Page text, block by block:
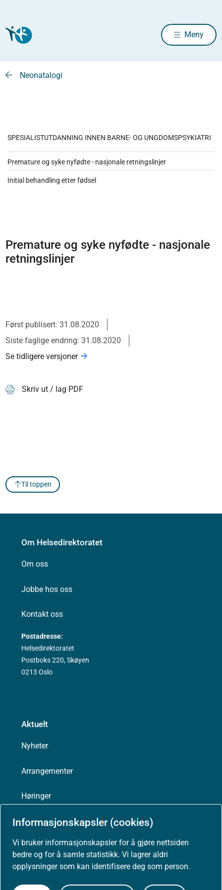
Informasjonskapsler (cookies)
Vi bruker informasjonskapsler for å gjøre nettsiden
bedre og for å samle statistikk. Vi lagrer aldri
opplysninger som kan identifisere deg som person.
Meny
Neonatalogi
SPESIALISTUTDANNING INNEN BARNE- OG UNGDOMSPSYKIATRI
Premature og syke nyfødte - nasjonale retningslinjer
Initial behandling etter fødsel
Premature og syke nyfødte - nasjonale
retningslinjer
Først publisert: 31.08.2020
Siste faglige endring: 31.08.2020
Se tidligere versjoner
Skriv ut / lag PDF
Til toppen
Om Helsedirektoratet
Om oss
Jobbe hos oss
Kontakt oss
Postadresse:
Helsedirektoratet
Postboks 220, Skøyen
0213 Oslo
Aktuelt
Nyheter
Arrangementer
Høringer
Presse